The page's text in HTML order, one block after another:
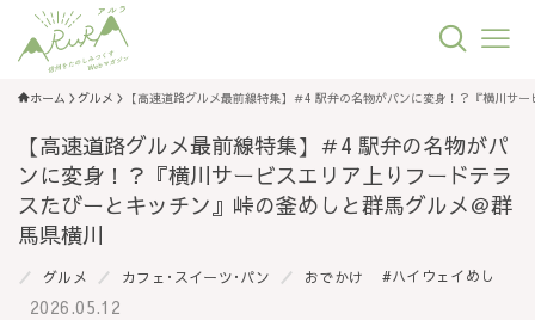
ホーム グルメ 【高速道路グルメ最前線特集】＃4 駅弁の名物がパンに変身！？『横川サ
【高速道路グルメ最前線特集】＃4 駅弁の名物がパ
ンに変身！？『横川サービスエリア上りフードテラ
スたびーとキッチン』峠の釜めしと群馬グルメ＠群
馬県横川
グルメ カフェ･スイーツ･パン おでかけ ハイウェイめし
2026.05.12